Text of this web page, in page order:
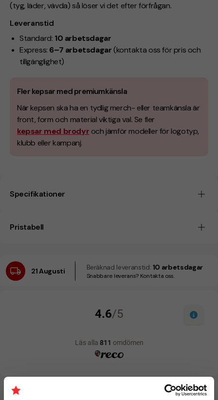
(tyg, läder, vävda) så löser vi det efter förfrågan.
Leveranstid
Standard: 10 arbetsdagar
Express: 6–7 arbetsdagar(kontakta oss för pris och
tillgänglighet)
Fler kepsar med premiumkänsla
När kepsen ska ha en tydlig merch- eller teamkänsla är
front, form och material viktiga val. Se fler
kepsar med brodyr och jämför modeller för logotyp,
klubb eller kampanj.
Specifikationer
Pristabell
21 Augusti Beräknad leveranstid: 10 arbetsdagar
Snabbare leverans? Kontakta oss.